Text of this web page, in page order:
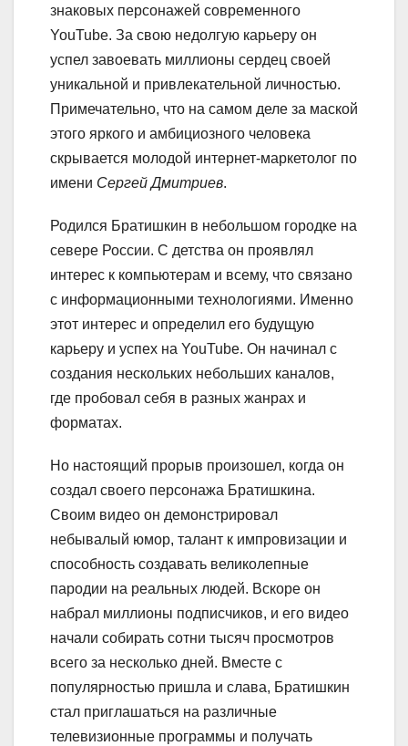
знаковых персонажей современного
YouTube. За свою недолгую карьеру он
успел завоевать миллионы сердец своей
уникальной и привлекательной личностью.
Примечательно, что на самом деле за маской
этого яркого и амбициозного человека
скрывается молодой интернет-маркетолог по
имени Сергей Дмитриев.
Родился Братишкин в небольшом городке на
севере России. С детства он проявлял
интерес к компьютерам и всему, что связано
с информационными технологиями. Именно
этот интерес и определил его будущую
карьеру и успех на YouTube. Он начинал с
создания нескольких небольших каналов,
где пробовал себя в разных жанрах и
форматах.
Но настоящий прорыв произошел, когда он
создал своего персонажа Братишкина.
Своим видео он демонстрировал
небывалый юмор, талант к импровизации и
способность создавать великолепные
пародии на реальных людей. Вскоре он
набрал миллионы подписчиков, и его видео
начали собирать сотни тысяч просмотров
всего за несколько дней. Вместе с
популярностью пришла и слава, Братишкин
стал приглашаться на различные
телевизионные программы и получать